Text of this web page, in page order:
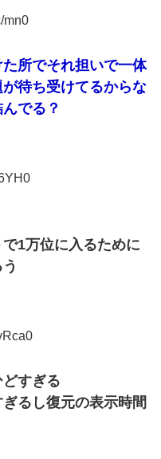
mn0
所でそれ担いで一体
待ち受けてるからな
でる？
1万位に入るために
すぎる
るし復元の表示時間